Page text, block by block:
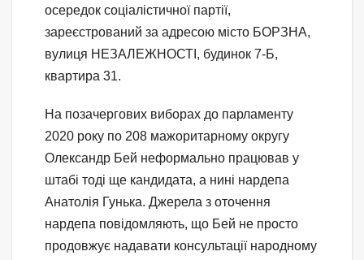
осередок соціалістичної партії,
зареєстрований за адресою місто БОРЗНА,
вулиця НЕЗАЛЕЖНОСТІ, будинок 7-Б,
квартира 31.
На позачергових виборах до парламенту
2020 року по 208 мажоритарному округу
Олександр Бей неформально працював у
штабі тоді ще кандидата, а нині нардепа
Анатолія Гунька. Джерела з оточення
нардепа повідомляють, що Бей не просто
продовжує надавати консультації народному